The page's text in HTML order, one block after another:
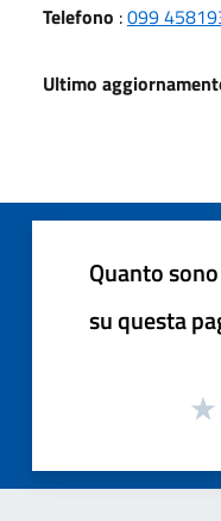
Telefono :099
Ultimo
Quanto
su questa